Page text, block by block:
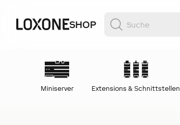
SHOP
Miniserver Extensions & Schnittstellen